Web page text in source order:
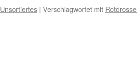
Unsortiertes | Verschlagwortet mit